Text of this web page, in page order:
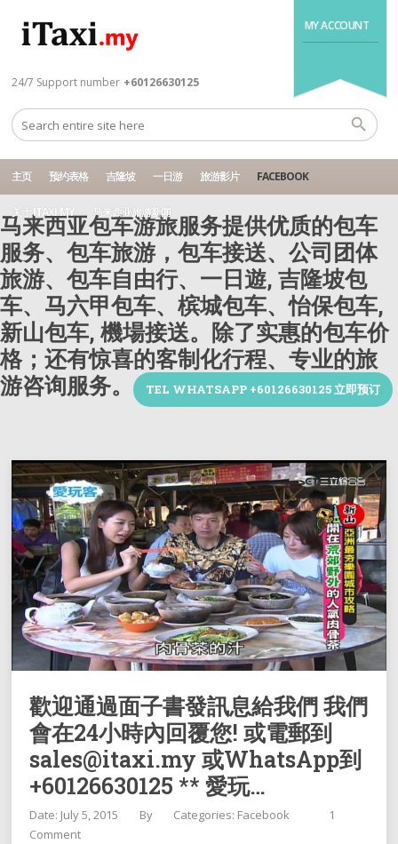
MY ACCOUNT
24/7 Support number +60126630125
主页 预约表格 吉隆坡 一日游 旅游影片 FACEBOOK
关于 ITAXI.MY 马来西亚旅游新闻
马来西亚包车游旅服务提供优质的包车
服务、包车旅游，包车接送、公司团体
旅游、包车自由行、一日遊, 吉隆坡包
车、马六甲包车、槟城包车、怡保包车,
新山包车, 機場接送。除了实惠的包车价
格；还有惊喜的客制化行程、专业的旅
游咨询服务。
TEL WHATSAPP +60126630125 立即预订
歡迎通過面子書發訊息給我們 我們
會在24小時內回覆您! 或電郵到
sales@itaxi.my 或WhatsApp到
+60126630125 ** 愛玩…
Date: July 5, 2015 By Categories: Facebook
1
Comment